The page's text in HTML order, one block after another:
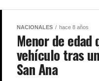
NACIONALES hace 8 años
Menor de edad
vehículo tras
San Ana